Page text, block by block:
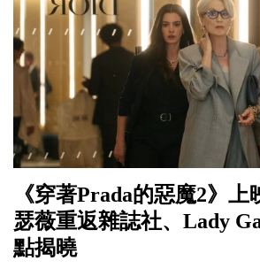
《穿著Prada的惡魔2》
瑟薇重返雜誌社、Lady
點揭曉